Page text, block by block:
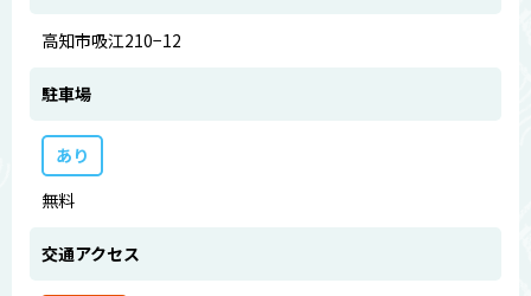
高知市吸江210−12
駐車場
あり
無料
交通アクセス